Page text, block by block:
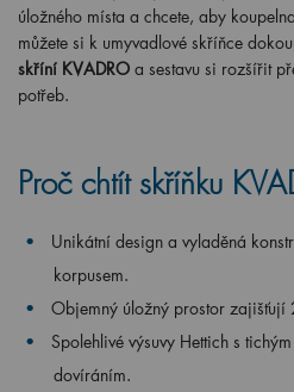
úložného místa a chcete, aby
můžete si k umyvadlové skříňce
skříní KVADRO a sestavu si rozšířit
potřeb.
Proč chtít skříňku
Unikátní design a vyladěná
korpusem.
Objemný úložný prostor zajišťují
Spolehlivé výsuvy Hettich s
dovíráním.